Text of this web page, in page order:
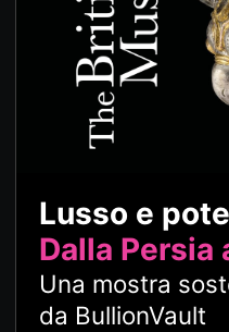
Lusso e
Dalla Persia
Una mostra
da BullionVault